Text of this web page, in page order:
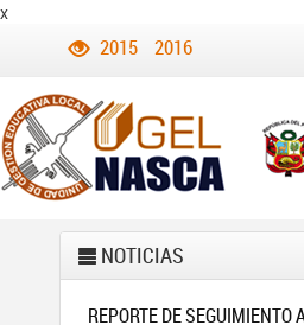
x
2015 2016
NOTICIAS
REPORTE DE SEGUIMIENTO